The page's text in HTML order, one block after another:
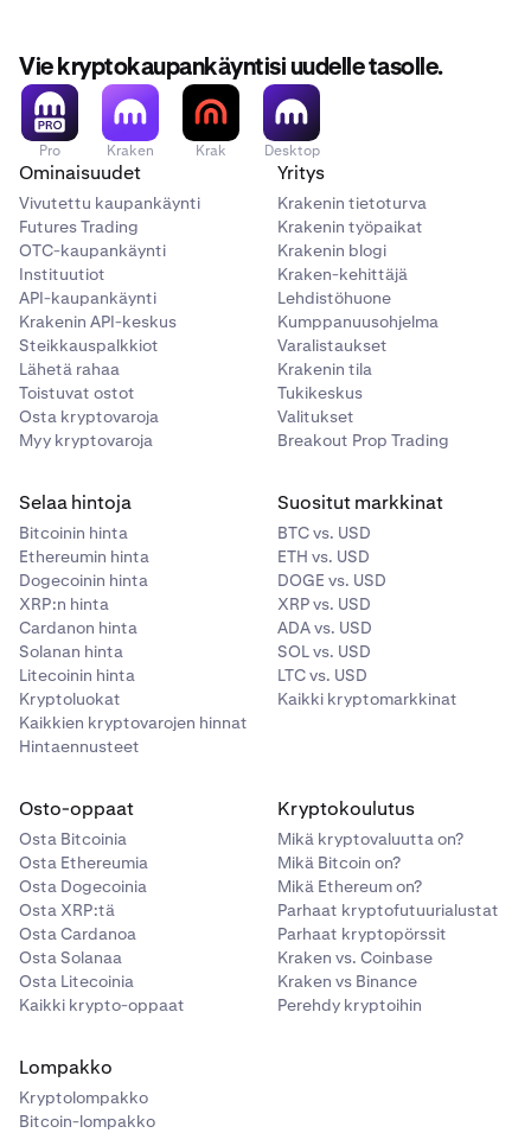
A$14.00
A$1,500 - A$7,000
CAD
C$12.50
C$1,500 - C$6,500
CHF
CHF 10.00
CHF 1,000 - CHF 5,000
EUR
10,00 €
1 000 – 5 000 €
GBP
8,00 £
USD
$10.00
$1,000 - $5,000
Vie kryptokaupankäyntisi uudelle tasolle.
Pro Kraken Krak Desktop
Ominaisuudet
Vivutettu kaupankäynti
Futures Trading
OTC-kaupankäynti
Instituutiot
API-kaupankäynti
Krakenin API-keskus
Steikkauspalkkiot
Lähetä rahaa
Toistuvat ostot
Osta kryptovaroja
Myy kryptovaroja
Yritys
Krakenin tietoturva
Krakenin työpaikat
Krakenin blogi
Kraken-kehittäjä
Lehdistöhuone
Kumppanuusohjelma
Varalistaukset
Krakenin tila
Tukikeskus
Valitukset
Breakout Prop Trading
Selaa hintoja
Bitcoinin hinta
Ethereumin hinta
Dogecoinin hinta
XRP:n hinta
Cardanon hinta
Solanan hinta
Litecoinin hinta
Kryptoluokat
Kaikkien kryptovarojen hinnat
Hintaennusteet
Suositut markkinat
BTC vs. USD
ETH vs. USD
DOGE vs. USD
XRP vs. USD
ADA vs. USD
SOL vs. USD
LTC vs. USD
Kaikki kryptomarkkinat
Osto-oppaat
Osta Bitcoinia
Osta Ethereumia
Osta Dogecoinia
Osta XRP:tä
Osta Cardanoa
Osta Solanaa
Osta Litecoinia
Kaikki krypto-oppaat
Kryptokoulutus
Mikä kryptovaluutta on?
Mikä Bitcoin on?
Mikä Ethereum on?
Parhaat kryptofutuurialustat
Parhaat kryptopörssit
Kraken vs. Coinbase
Kraken vs Binance
Perehdy kryptoihin
Lompakko
Kryptolompakko
Bitcoin-lompakko